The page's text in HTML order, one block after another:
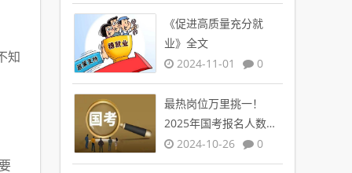
知
《促进高质量充分就
业》全文
2024-11-01
0
最热岗位万里挑一！
2025年国考报名人数创
新高2024-10-26 0